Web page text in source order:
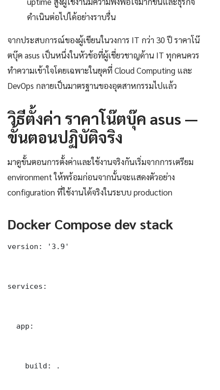
ดำเนินต่อไปได้อย่างราบรื่น
จากประสบการณ์ของผู้เขียนในวงการ IT กว่า 30 ปี ราคาโน๊
ตบุ๊ค asus เป็นหนึ่งในหัวข้อที่ผู้เชี่ยวชาญด้าน IT ทุกคนควร
ทำความเข้าใจโดยเฉพาะในยุคที่ Cloud Computing และ
DevOps กลายเป็นมาตรฐานของอุตสาหกรรมไปแล้ว
วิธีตั้งค่า ราคาโน๊ตบุ๊ค asus —
ขั้นตอนปฏิบัติจริง
มาดูขั้นตอนการตั้งค่าและใช้งานจริงกันเริ่มจากการเตรียม
environment ให้พร้อมก่อนจากนั้นจะแสดงตัวอย่าง
configuration ที่ใช้งานได้จริงในระบบ production
Docker Compose dev stack
version: '3.9'
services:
  app:
    build: .